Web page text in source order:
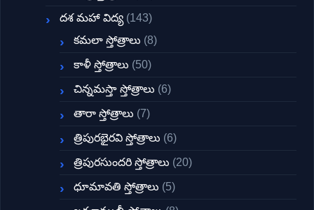
దశ మహా విద్య (143)
కమలా స్తోత్రాలు (8)
కాళీ స్తోత్రాలు (50)
చిన్నమస్తా స్తోత్రాలు (6)
తారా స్తోత్రాలు (7)
త్రిపురభైరవి స్తోత్రాలు (6)
త్రిపురసుందరి స్తోత్రాలు (20)
ధూమావతి స్తోత్రాలు (5)